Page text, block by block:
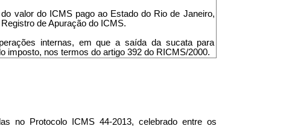
valor do ICMS pago ao Estado do Rio de Janeiro,
de Apuração do ICMS.
internas, em que a saída da sucata para
imposto, nos termos do artigo 392 do RICMS/2000.
no Protocolo ICMS 44-2013, celebrado entre os